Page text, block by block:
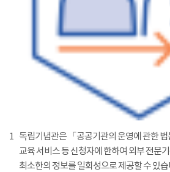
1 독립기념관은 「공공기관의 운영에 관한
교육 서비스 등 신청자에 한하여 외부 전문
최소한의 정보를 일회성으로 제공할 수 있